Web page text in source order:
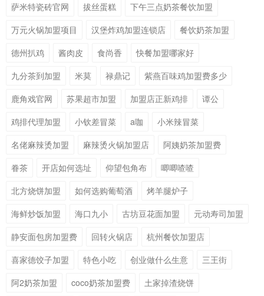
萨米特瓷砖官网
拔丝蛋糕
下午三点奶茶餐饮加盟
万元火锅加盟项目
汉堡炸鸡加盟连锁店
餐饮奶茶加盟
德州扒鸡
酱肉皮 食尚香
快餐加盟哪家好
九分茶到加盟
米莫 禄鼎记
紫燕百味鸡加盟费多少
鹿角戏官网
苏果超市加盟 加盟店正新鸡排
谭公
鸡排代理加盟
小钦差冒菜 a咖
小米辣冒菜
名佬麻辣烫加盟
麻辣烫火锅加盟店
阿姨奶茶加盟费
眷茶
开店如何选址 仰望包角布
唧唧喳喳
北方烧饼加盟
如何选购葡萄酒
烤羊腿炉子
海鲜炒饭加盟
海口九小 古坊豆花面加盟
元动寿司加盟
静安面包房加盟费
回转火锅店
杭州餐饮加盟店
喜家德饺子加盟
特色小吃 创业做什么生意
三王街
阿2奶茶加盟
coco奶茶加盟费
土家掉渣烧饼